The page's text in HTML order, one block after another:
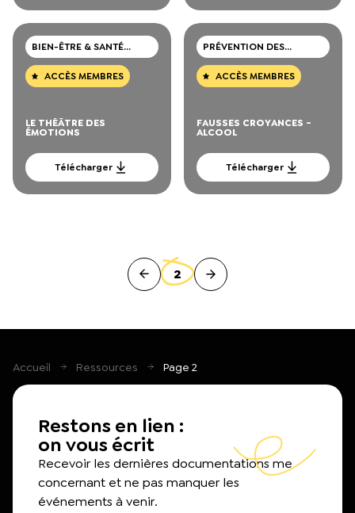
BIEN-ÊTRE & SANTÉ
MENTALE
ACCÈS MEMBRES
LE THÉÂTRE DES
ÉMOTIONS
Télécharger
PRÉVENTION DES
CONSOMMATIONS DE
DROGUES
ACCÈS MEMBRES
FAUSSES CROYANCES -
ALCOOL
Télécharger
2
Accueil Ressources Page 2
Restons en lien :
on vous écrit
Recevoir les dernières documentations me
concernant et ne pas manquer les
événements à venir.